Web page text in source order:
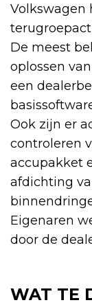
Volkswagen
De meest
oplossen
een
Ook zijn er
controleren
accupakket
afdichting
Eigenaren
door de
WAT TE